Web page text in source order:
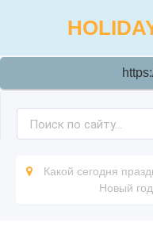
Какой сегодня
Новый